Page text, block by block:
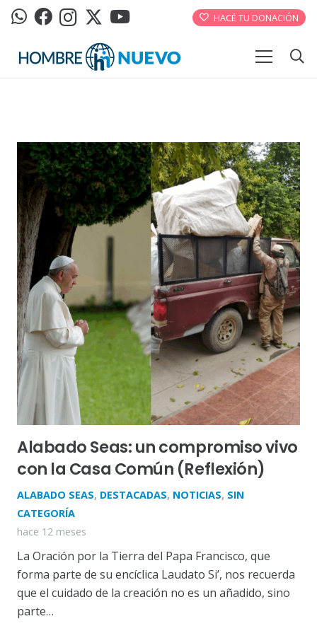
HACÉ TU DONACIÓN
Alabado Seas: un compromiso vivo
con la Casa Común (Reflexión)
ALABADO SEAS, DESTACADAS, NOTICIAS, SIN
CATEGORÍA
hace 12 meses
La Oración por la Tierra del Papa Francisco, que
forma parte de su encíclica Laudato Si’, nos recuerda
que el cuidado de la creación no es un añadido, sino
parte…